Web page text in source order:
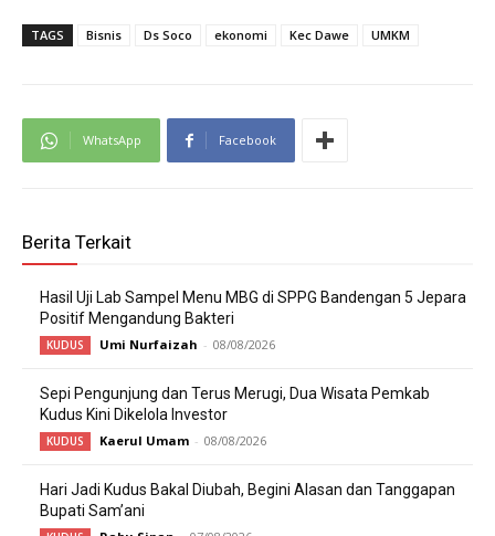
TAGS Bisnis Ds Soco ekonomi Kec Dawe UMKM
WhatsApp Facebook
Berita Terkait
Hasil Uji Lab Sampel Menu MBG di SPPG Bandengan 5 Jepara
Positif Mengandung Bakteri
KUDUS Umi Nurfaizah - 08/08/2026
Sepi Pengunjung dan Terus Merugi, Dua Wisata Pemkab
Kudus Kini Dikelola Investor
KUDUS Kaerul Umam - 08/08/2026
Hari Jadi Kudus Bakal Diubah, Begini Alasan dan Tanggapan
Bupati Sam’ani